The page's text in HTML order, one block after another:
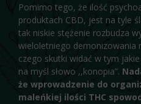
Pomimo tego, że ilość
produktach CBD, jest na tyle
tak niskie stężenie rozbudza
wieloletniego demonizowania
czego skutki widać w tym
na myśl słowo ,,konopia”.
że wprowadzenie do
maleńkiej ilości THC